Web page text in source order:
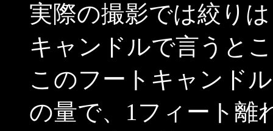
実際の撮影では絞り
キャンドルで言うと
このフートキャンド
の量で、1フィート離